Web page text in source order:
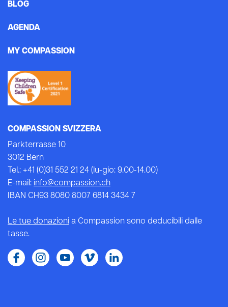
BLOG
AGENDA
MY COMPASSION
COMPASSION SVIZZERA
Parkterrasse 10
3012 Bern
Tel.: +41 (0)31 552 21 24 (lu-gio: 9.00-14.00)
E-mail: info@compassion.ch
IBAN CH93 8080 8007 6814 3434 7
Le tue donazioni a Compassion sono deducibili dalle
tasse.